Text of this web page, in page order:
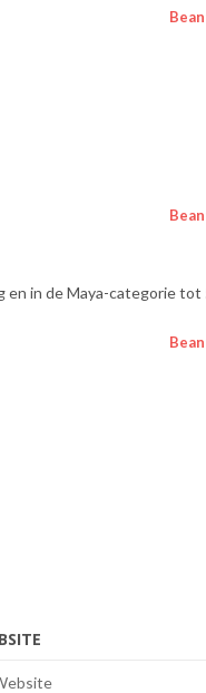
en in de Maya-categorie tot